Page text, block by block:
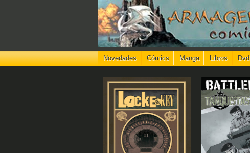
Novedades Cómics Manga Libros Dvd